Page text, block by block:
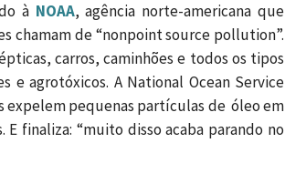
à NOAA, agência norte-americana que
chamam de “nonpoint source pollution”.
carros, caminhões e todos os tipos
agrotóxicos. A National Ocean Service
expelem pequenas partículas de óleo em
finaliza: “muito disso acaba parando no